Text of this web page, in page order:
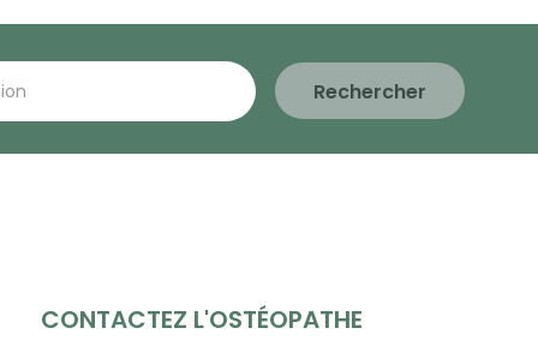
Rechercher
CONTACTEZ L'OSTÉOPATHE